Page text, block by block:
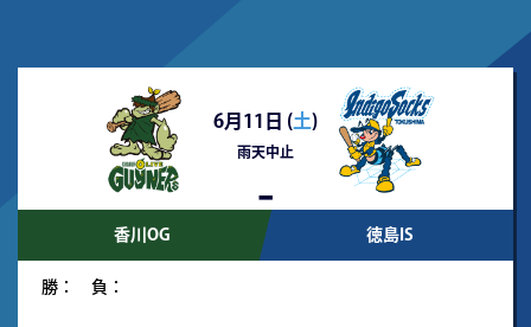
6月11日 (土)
雨天中止
-
香川OG 徳島IS
勝： 負：